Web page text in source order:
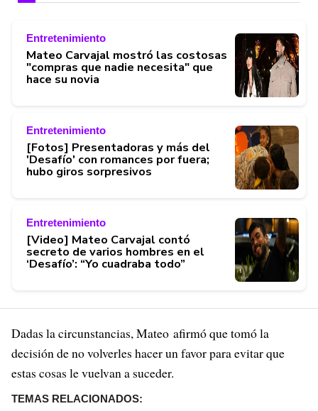
Entretenimiento
Mateo Carvajal mostró las costosas
"compras que nadie necesita" que
hace su novia
Entretenimiento
[Fotos] Presentadoras y más del
'Desafío' con romances por fuera;
hubo giros sorpresivos
Entretenimiento
[Video] Mateo Carvajal contó
secreto de varios hombres en el
‘Desafío’: “Yo cuadraba todo”
Dadas la circunstancias, Mateo afirmó que tomó la
decisión de no volverles hacer un favor para evitar que
estas cosas le vuelvan a suceder.
TEMAS RELACIONADOS: